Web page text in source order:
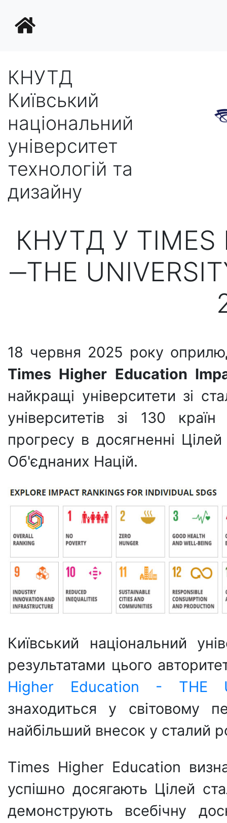
КНУТД
Київський
національний
університет
технологій та
дизайну
КНУТД У TIMES
‒THE
18 червня 2025 року
Times Higher Education
найкращі університети зі
університетів зі 130
прогресу в досягненні
Об'єднаних Націй.
Київський національний
результатами цього
Higher Education - THE
знаходиться у світовому
найбільший внесок у сталий
Times Higher Education
успішно досягають Цілей
демонструють всебічну